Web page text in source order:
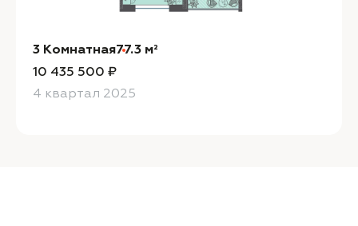
3 Комнатная77.3 м²
10 435 500 ₽
4 квартал 2025